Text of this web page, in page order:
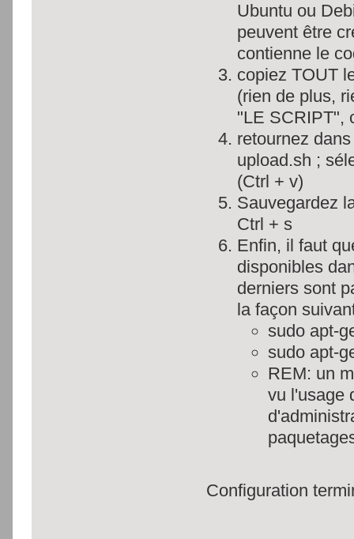
Ubuntu ou
peuvent être
contienne le
copiez TOUT
(rien de plus,
"LE SCRIPT",
retournez
upload.sh ;
(Ctrl + v)
Sauvegardez
Ctrl + s
Enfin, il faut
disponibles
derniers sont
la façon
sudo apt-
sudo apt-
REM: un
vu l'usage
Configuration